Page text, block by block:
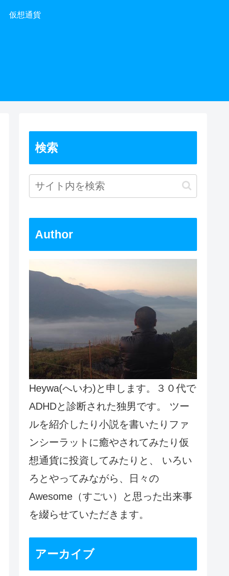
仮想通貨
検索
Author
Heywa(へいわ)と申します。３０代で
ADHDと診断された独男です。 ツー
ルを紹介したり小説を書いたりファ
ンシーラットに癒やされてみたり仮
想通貨に投資してみたりと、 いろい
ろとやってみながら、日々の
Awesome（すごい）と思った出来事
を綴らせていただきます。
アーカイブ